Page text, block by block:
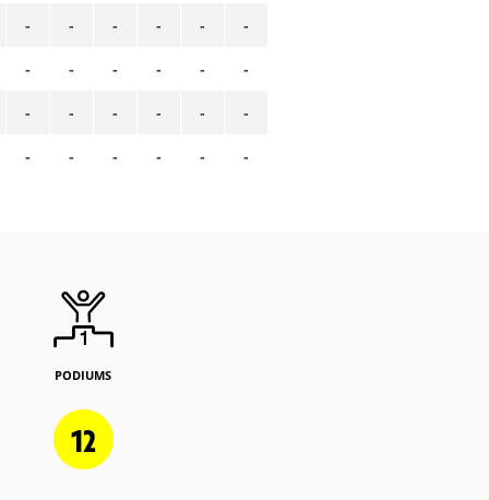
-
-
-
-
-
-
-
-
-
-
-
-
-
-
-
-
-
-
-
-
-
-
-
-
PODIUMS
12